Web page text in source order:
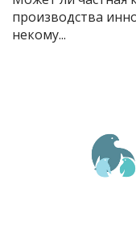
производства
некому...